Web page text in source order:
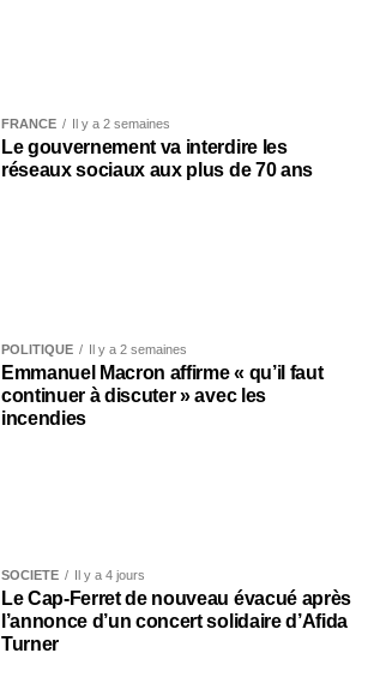
FRANCE Il y a 2 semaines
Le gouvernement va interdire les
réseaux sociaux aux plus de 70 ans
POLITIQUE Il y a 2 semaines
Emmanuel Macron affirme « qu’il faut
continuer à discuter » avec les
incendies
SOCIÉTÉ Il y a 4 jours
Le Cap-Ferret de nouveau évacué après
l’annonce d’un concert solidaire d’Afida
Turner